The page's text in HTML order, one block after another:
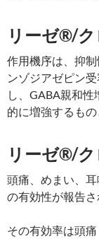
リーゼ®/
作用機序は、抑
ンゾジアゼピン
し、GABA親和
的に増強するもの
リーゼ®/
頭痛、めまい、
の有効性が報告さ
その有効率は頭